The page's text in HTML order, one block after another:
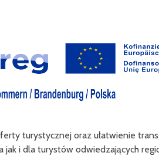
turystycznej oraz ułatwienie
jak i dla turystów odwiedzających